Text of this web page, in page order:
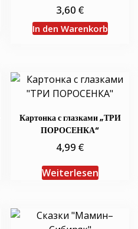
3,60€
In den Warenkorb
Картонка с глазками „ТРИ
ПОРОСЕНКА“
4,99€
Weiterlesen